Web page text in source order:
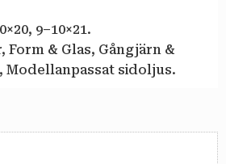
9–10×21.
Form & Glas, Gångjärn &
Modellanpassat sidoljus.